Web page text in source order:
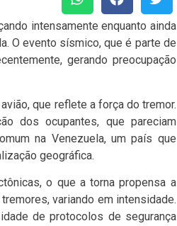
intensamente enquanto ainda
O evento sísmico, que é parte de
gerando preocupação
que reflete a força do tremor.
dos ocupantes, que pareciam
na Venezuela, um país que
geográfica.
o que a torna propensa a
variando em intensidade.
de protocolos de segurança